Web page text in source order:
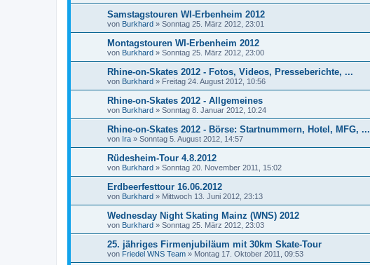
Samstagstouren WI-Erbenheim 2012
von Burkhard » Sonntag 25. März 2012, 23:01
Montagstouren WI-Erbenheim 2012
von Burkhard » Sonntag 25. März 2012, 23:00
Rhine-on-Skates 2012 - Fotos, Videos, Presseberichte, ...
von Burkhard » Freitag 24. August 2012, 10:56
Rhine-on-Skates 2012 - Allgemeines
von Burkhard » Sonntag 8. Januar 2012, 10:24
Rhine-on-Skates 2012 - Börse: Startnummern, Hotel, MFG, ...
von Ira » Sonntag 5. August 2012, 14:57
Rüdesheim-Tour 4.8.2012
von Burkhard » Sonntag 20. November 2011, 15:02
Erdbeerfesttour 16.06.2012
von Burkhard » Mittwoch 13. Juni 2012, 23:13
Wednesday Night Skating Mainz (WNS) 2012
von Burkhard » Sonntag 25. März 2012, 23:03
25. jähriges Firmenjubiläum mit 30km Skate-Tour
von Friedel WNS Team » Montag 17. Oktober 2011, 09:53